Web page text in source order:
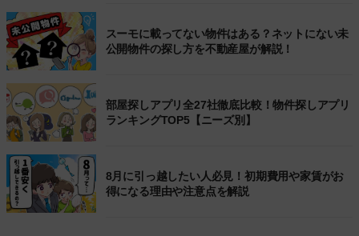
スーモに載ってない物件はある？ネットにない未
公開物件の探し方を不動産屋が解説！
部屋探しアプリ全27社徹底比較！物件探しアプリ
ランキングTOP5【ニーズ別】
8月に引っ越したい人必見！初期費用や家賃がお
得になる理由や注意点を解説